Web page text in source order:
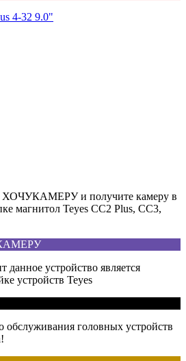
4-32 9.0"
ХОЧУКАМЕРУ и получите камеру в
магнитол Teyes CC2 Plus, CC3,
устройство является
устройств Teyes
обслуживания головных устройств